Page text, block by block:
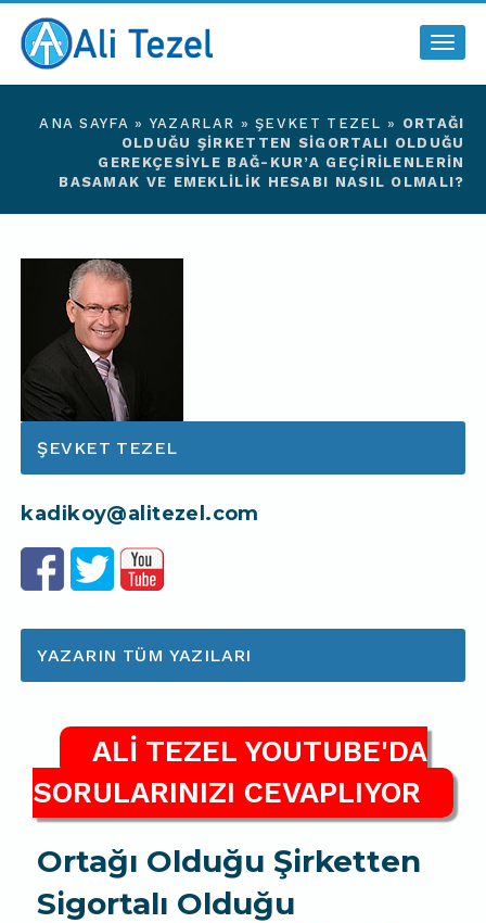
ANA SAYFA »YAZARLAR »ŞEVKET TEZEL » ORTAĞI
OLDUĞU ŞIRKETTEN SIGORTALI OLDUĞU
GEREKÇESIYLE BAĞ-KUR’A GEÇIRILENLERIN
BASAMAK VE EMEKLILIK HESABI NASIL OLMALI?
ŞEVKET TEZEL
kadikoy@alitezel.com
YAZARIN TÜM YAZILARI
ALİ TEZEL YOUTUBE'DA
SORULARINIZI CEVAPLIYOR
Ortağı Olduğu Şirketten
Sigortalı Olduğu